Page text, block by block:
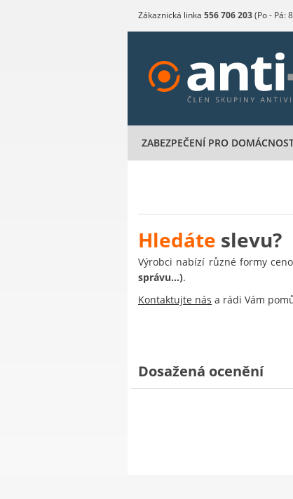
Zákaznická linka 556 706 203(Po - Pá:
ZABEZPEČENÍ PRO
Hledáte slevu?
Výrobci nabízí různé formy
správu…).
Kontaktujte nás a rádi Vám
Dosažená ocenění